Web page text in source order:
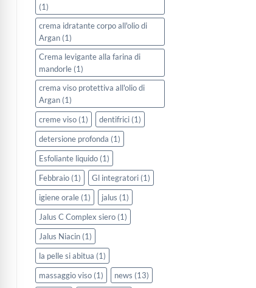
(1)
crema idratante corpo all'olio di
Argan(1)
Crema levigante alla farina di
mandorle(1)
crema viso protettiva all'olio di
Argan(1)
creme viso(1) dentifrici(1)
detersione profonda (1)
Esfoliante liquido(1)
Febbraio(1) Gl integratori(1)
igiene orale(1) jalus (1)
Jalus C Complex siero(1)
Jalus Niacin(1)
la pelle si abitua (1)
massaggio viso(1) news (13)